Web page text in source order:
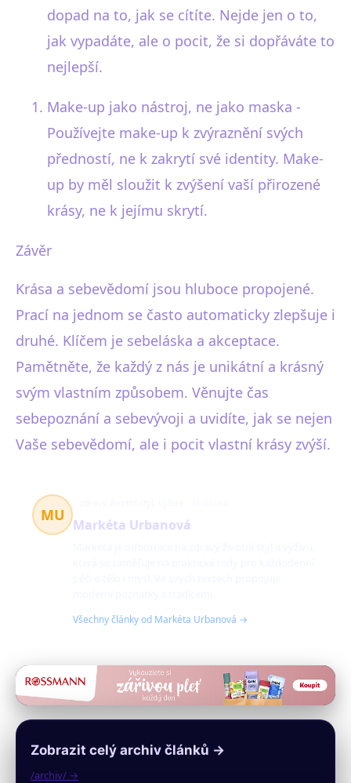
dopad na to, jak se cítíte. Nejde jen o to,
jak vypadáte, ale o pocit, že si dopřáváte to
nejlepší.
Make-up jako nástroj, ne jako maska -
Používejte make-up k zvýraznění svých
předností, ne k zakrytí své identity. Make-
up by měl sloužit k zvýšení vaší přirozené
krásy, ne k jejímu skrytí.
Závěr
Krása a sebevědomí jsou hluboce propojené.
Prací na jednom se často automaticky zlepšuje i
druhé. Klíčem je sebeláska a akceptace.
Pamětněte, že každý z nás je unikátní a krásný
svým vlastním způsobem. Věnujte čas
sebepoznání a sebevývoji a uvidíte, jak se nejen
Vaše sebevědomí, ale i pocit vlastní krásy zvýší.
MU
Markéta Urbanová
Všechny články od Markéta Urbanová →
Zobrazit celý archiv článků →
/archiv/ →